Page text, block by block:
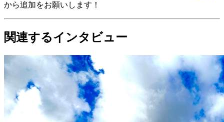
から追加をお願いします！
関連するインタビュー